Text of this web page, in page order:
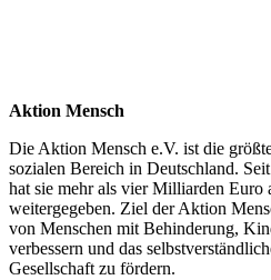
Aktion Mensch
Die Aktion Mensch e.V. ist die
sozialen Bereich in Deutschland.
hat sie mehr als vier Milliarden Euro
weitergegeben. Ziel der Aktion
von Menschen mit Behinderung,
verbessern und das
Gesellschaft zu fördern.